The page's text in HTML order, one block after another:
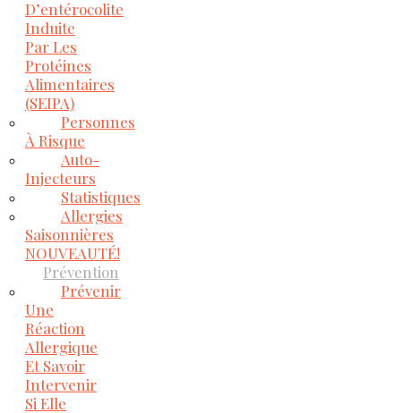
D’entérocolite
Induite
Par Les
Protéines
Alimentaires
(SEIPA)
Personnes
À Risque
Auto-
Injecteurs
Statistiques
Allergies
Saisonnières
NOUVEAUTÉ!
Prévention
Prévenir
Une
Réaction
Allergique
Et Savoir
Intervenir
Si Elle